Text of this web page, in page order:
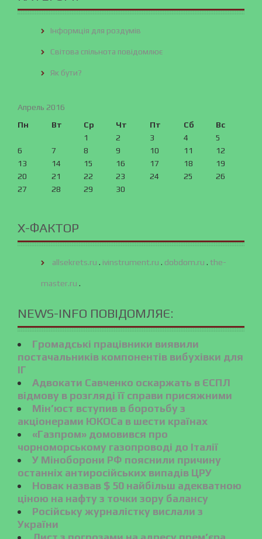
Інформція для роздумів
Світова спільнота повідомлює
Як бути?
Апрель 2016
Пн
Вт Ср Чт Пт Сб
Вс
1
2 3 4
5
6
7 8 9 10 11
12
13
14 15 16 17 18
19
20
21 22 23 24 25
26
27
28 29 30
X-ФАКТОР
allsekrets.ru . ivinstrument.ru . dobdom.ru . the-
master.ru .
NEWS-INFO ПОВІДОМЛЯЄ:
Громадські працівники виявили
постачальників компонентів вибухівки для
ІГ
Адвокати Савченко оскаржать в ЄСПЛ
відмову в розгляді її справи присяжними
Мін’юст вступив в боротьбу з
акціонерами ЮКОСа в шести країнах
«Газпром» домовився про
чорноморському газопроводі до Італії
У Міноборони РФ пояснили причину
останніх антиросійських випадів ЦРУ
Новак назвав $ 50 найбільш адекватною
ціною на нафту з точки зору балансу
Російську журналістку вислали з
України